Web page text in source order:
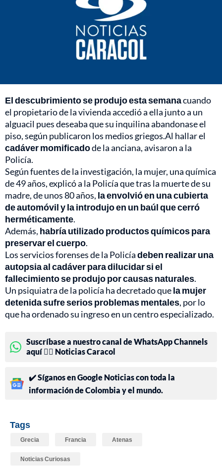
El descubrimiento se produjo esta semanacuando
el propietario de la vivienda accedió a ella junto a un
alguacil pues deseaba que su inquilina abandonase el
piso, según publicaron los medios griegos.Al hallar el
cadáver momificadode la anciana, avisaron a la
Policía.
Según fuentes de la investigación, la mujer, una química
de 49 años, explicó a la Policía que tras la muerte de su
madre, de unos 80 años, la envolvió en una cubierta
de automóvil y la introdujo en un baúl que cerró
herméticamente.
Además, habría utilizado productos químicos para
preservar el cuerpo.
Los servicios forenses de la Policíadeben realizar una
autopsia al cadáver para dilucidar si el
fallecimiento se produjo por causas naturales.
Un psiquiatra de la policía ha decretado quela mujer
detenida sufre serios problemas mentales, por lo
que ha ordenado su ingreso en un centro especializado.
Suscríbase a nuestro canal de WhatsApp Channels
aquí 👉🏻 Noticias Caracol
✔️ Síganos en Google Noticias con toda la
información de Colombia y el mundo.
Tags
Grecia Francia Atenas
Noticias Curiosas